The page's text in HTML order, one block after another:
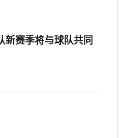
新赛季将与球队共同